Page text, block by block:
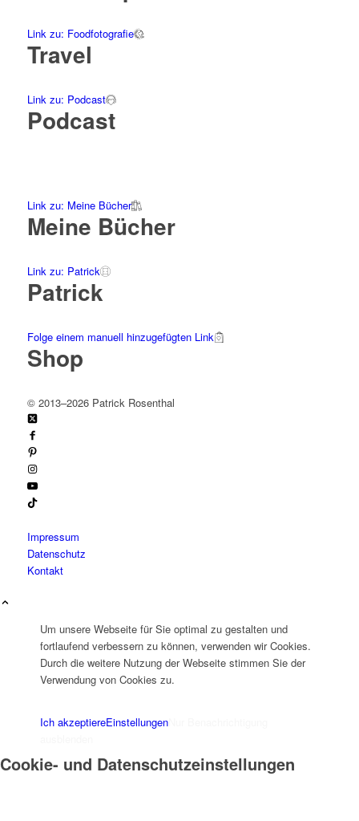
Link zu: Foodfotografie
Travel
Link zu: Podcast
Podcast
Link zu: Meine Bücher
Meine Bücher
Link zu: Patrick
Patrick
Folge einem manuell hinzugefügten Link
Shop
©2013–2026 Patrick Rosenthal
Impressum
Datenschutz
Kontakt
Um unsere Webseite für Sie optimal zu gestalten und
fortlaufend verbessern zu können, verwenden wir Cookies.
Durch die weitere Nutzung der Webseite stimmen Sie der
Verwendung von Cookies zu.
Ich akzeptiereEinstellungen
Cookie- und Datenschutzeinstellungen